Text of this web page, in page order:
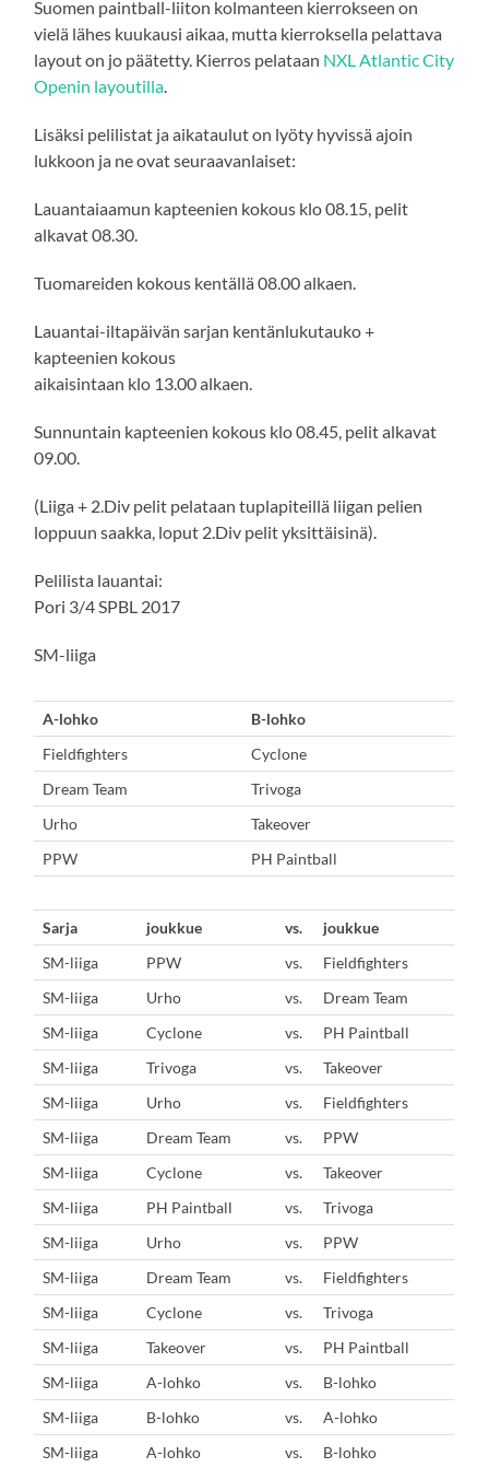
Suomen paintball-liiton kolmanteen kierrokseen on
vielä lähes kuukausi aikaa, mutta kierroksella pelattava
layout on jo päätetty. Kierros pelataan NXL Atlantic City
Openin layoutilla.
Lisäksi pelilistat ja aikataulut on lyöty hyvissä ajoin
lukkoon ja ne ovat seuraavanlaiset:
Lauantaiaamun kapteenien kokous klo 08.15, pelit
alkavat 08.30.
Tuomareiden kokous kentällä 08.00 alkaen.
Lauantai-iltapäivän sarjan kentänlukutauko +
kapteenien kokous
aikaisintaan klo 13.00 alkaen.
Sunnuntain kapteenien kokous klo 08.45, pelit alkavat
09.00.
(Liiga + 2.Div pelit pelataan tuplapiteillä liigan pelien
loppuun saakka, loput 2.Div pelit yksittäisinä).
Pelilista lauantai:
Pori 3/4 SPBL 2017
SM-liiga
A-lohko
B-lohko
Fieldfighters
Cyclone
Dream Team
Trivoga
Urho
Takeover
PPW
PH Paintball
Sarja joukkue vs.
joukkue
SM-liiga
PPW vs.
Fieldfighters
SM-liiga
Urho vs.
Dream Team
SM-liiga
Cyclone vs.
PH Paintball
SM-liiga
Trivoga vs.
Takeover
SM-liiga
Urho vs.
Fieldfighters
SM-liiga
Dream Team vs.
PPW
SM-liiga
Cyclone vs.
Takeover
SM-liiga
PH Paintball vs.
Trivoga
SM-liiga
Urho vs.
PPW
SM-liiga
Dream Team vs.
Fieldfighters
SM-liiga
Cyclone vs.
Trivoga
SM-liiga
Takeover vs.
PH Paintball
SM-liiga
A-lohko vs.
B-lohko
SM-liiga
B-lohko vs.
A-lohko
SM-liiga
A-lohko vs.
B-lohko